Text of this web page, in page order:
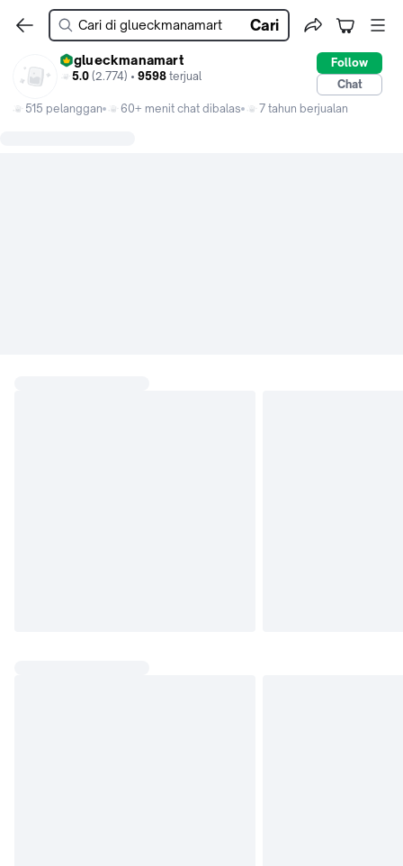
Cari
glueckmanamart
5.0 (2.774) • 9598 terjual
Follow
Chat
515 pelanggan
60+ menit chat dibalas 7 tahun berjualan